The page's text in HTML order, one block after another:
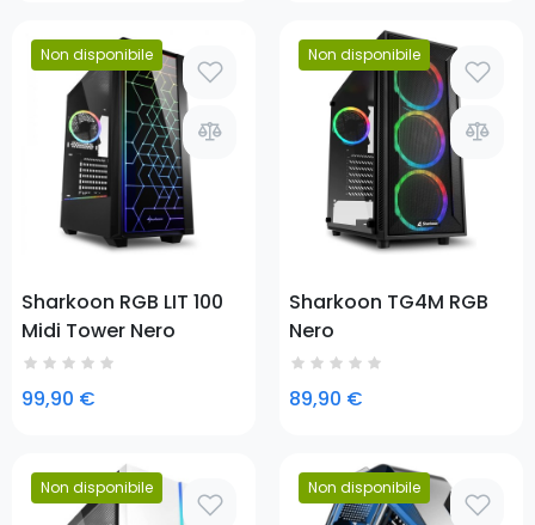
Non disponibile
Prezzo
Sharkoon RGB LIT 100
Midi Tower Nero
99,90 €
Non disponibile
Prezzo
Sharkoon TG4M RGB
Nero
89,90 €
Non disponibile
Prezzo
Non disponibile
Prezzo